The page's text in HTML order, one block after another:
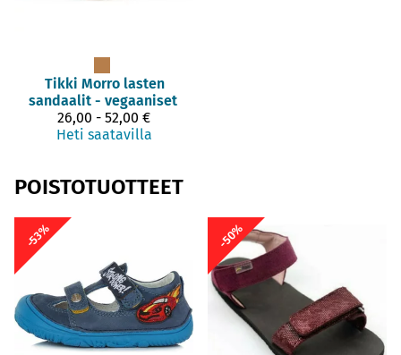
Tikki Morro lasten
sandaalit - vegaaniset
26,00 - 52,00 €
Heti saatavilla
POISTOTUOTTEET
-53% -50%